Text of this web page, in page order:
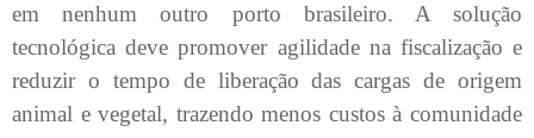
em nenhum outro porto brasileiro. A solução
tecnológica deve promover agilidade na fiscalização e
reduzir o tempo de liberação das cargas de origem
animal e vegetal, trazendo menos custos à comunidade